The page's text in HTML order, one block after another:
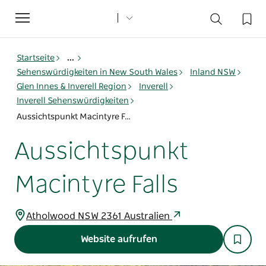
Toggle
navigation
Startseite
...
Sehenswürdigkeiten in New South Wales
Inland NSW
Glen Innes & Inverell Region
Inverell
Inverell Sehenswürdigkeiten
Aussichtspunkt Macintyre Falls
Aussichtspunkt
Macintyre Falls
Atholwood NSW 2361 Australien
Website aufrufen